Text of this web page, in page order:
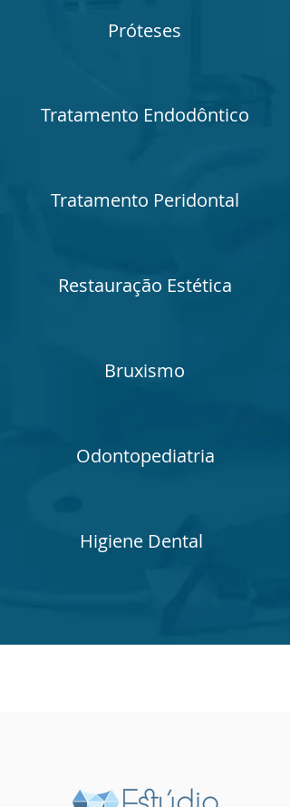
Próteses
Tratamento Endodôntico
Tratamento Peridontal
Restauração Estética
Bruxismo
Odontopediatria
Higiene Dental